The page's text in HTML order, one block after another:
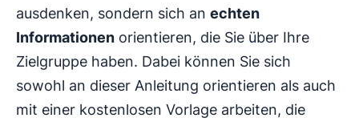
ausdenken, sondern sich an echten
Informationen orientieren, die Sie über Ihre
Zielgruppe haben. Dabei können Sie sich
sowohl an dieser Anleitung orientieren als auch
mit einer kostenlosen Vorlage arbeiten, die